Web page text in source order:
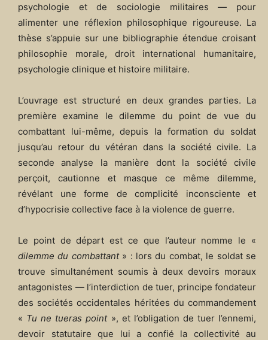
psychologie et de sociologie militaires — pour
alimenter une réflexion philosophique rigoureuse. La
thèse s’appuie sur une bibliographie étendue croisant
philosophie morale, droit international humanitaire,
psychologie clinique et histoire militaire.
L’ouvrage est structuré en deux grandes parties. La
première examine le dilemme du point de vue du
combattant lui-même, depuis la formation du soldat
jusqu’au retour du vétéran dans la société civile. La
seconde analyse la manière dont la société civile
perçoit, cautionne et masque ce même dilemme,
révélant une forme de complicité inconsciente et
d’hypocrisie collective face à la violence de guerre.
Le point de départ est ce que l’auteur nomme le «
dilemme du combattant» : lors du combat, le soldat se
trouve simultanément soumis à deux devoirs moraux
antagonistes — l’interdiction de tuer, principe fondateur
des sociétés occidentales héritées du commandement
« Tu ne tueras point», et l’obligation de tuer l’ennemi,
devoir statutaire que lui a confié la collectivité au